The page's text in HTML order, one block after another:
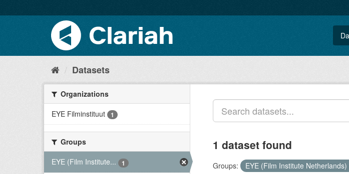
Datasets
Organizations
EYE Filminstituut
1
Groups
EYE (Film Institute...
1
1 dataset found
Groups: EYE (Film Institute Netherlands)